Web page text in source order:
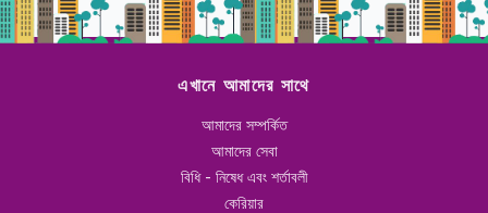
এখানে আমাদের সাথে
আমাদের সম্পর্কিত
আমাদের সেবা
বিধি - নিষেধ এবং শর্তাবলী
কেরিয়ার